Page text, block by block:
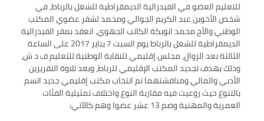
للتعليم العضو في الفيدرالية الديمقراطية للشغل بالرباط، في
شخص الأخوين عبد الكريم الجوالي ومحمد لشقر عضوي المكتب
الوطني والأخ محمد انويكة الكاتب الجهوي، انعقد بمقر الفيدرالية
الديمقراطية للشغل بالرباط يوم السبت 7 يناير 2017 على الساعة
الثالثة بعد الزوال، مجلس إقليمي للنقابة الوطنية للتعليم ف د ش،
وذلك بهدف تجديد المكتب الإقليمي للرباط، وبعد تلاوة التقريرين
الأدبي والمالي ومناقشتهما تم انتخاب مكتب إقليمي جديد اتسم
بالتنوع حيث روعيت فيه مقاربة النوع واختلاف تمثيلية الفئات
العمرية والمهنية وضم 13 عشر عضوا وهم كالآتي: